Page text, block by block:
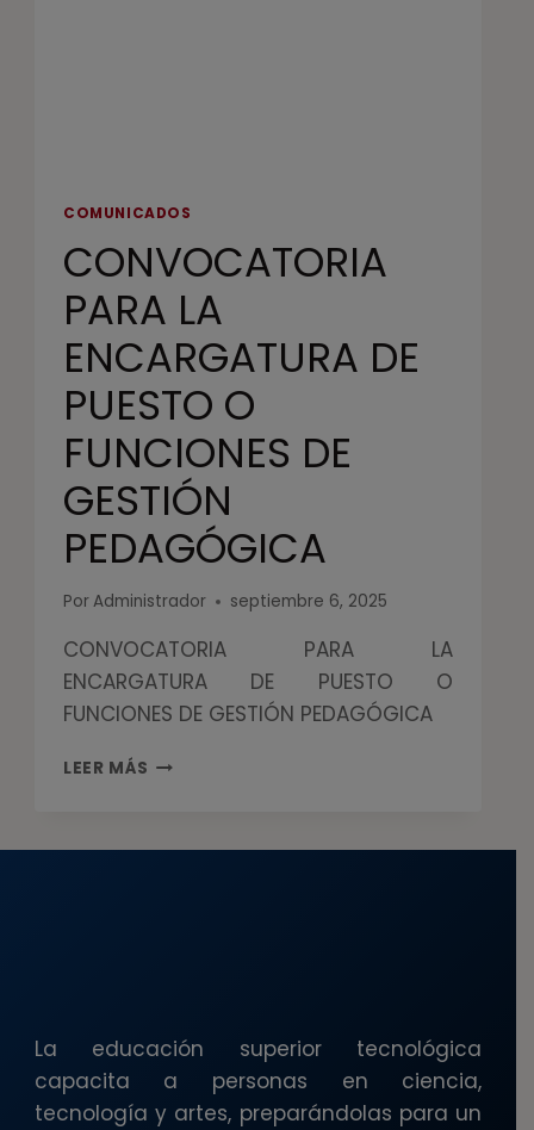
COMUNICADOS
CONVOCATORIA
PARA LA
ENCARGATURA DE
PUESTO O
FUNCIONES DE
GESTIÓN
PEDAGÓGICA
PorAdministrador septiembre 6, 2025
CONVOCATORIA PARA LA
ENCARGATURA DE PUESTO O
FUNCIONES DE GESTIÓN PEDAGÓGICA
LEER MÁS
La educación superior tecnológica
capacita a personas en ciencia,
tecnología y artes, preparándolas para un